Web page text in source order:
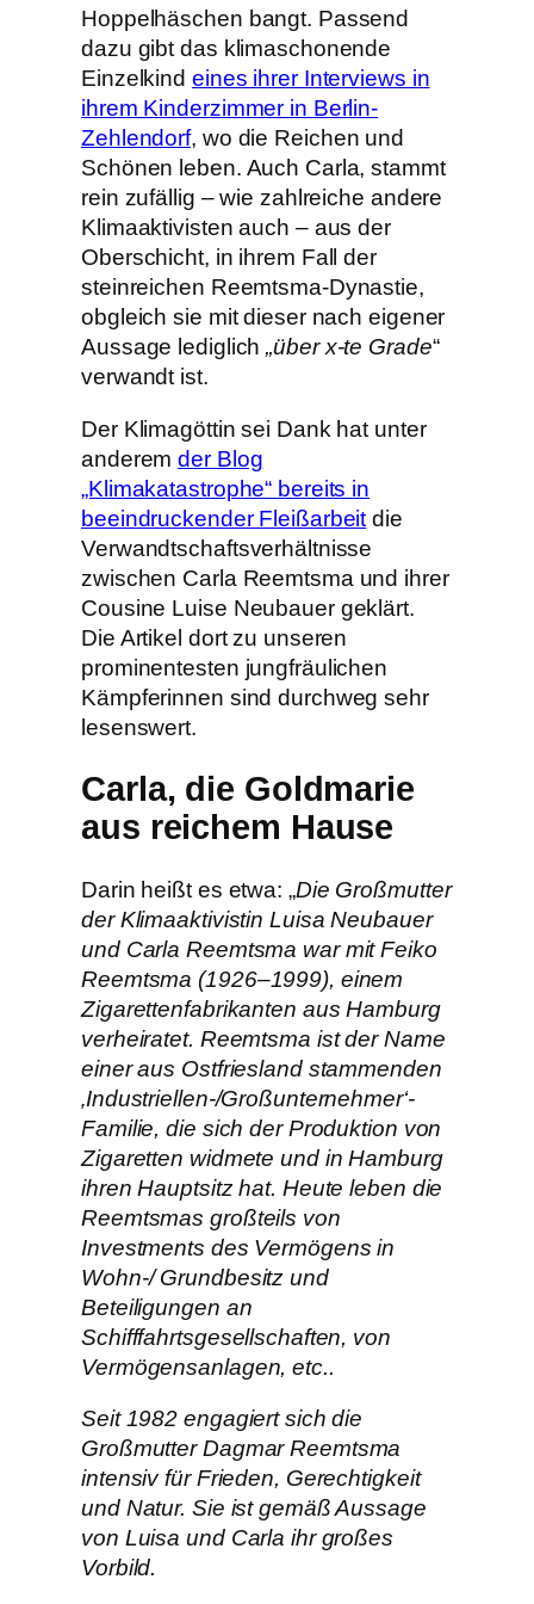
Hoppelhäschen bangt. Passend
dazu gibt das klimaschonende
Einzelkind eines ihrer Interviews in
ihrem Kinderzimmer in Berlin-
Zehlendorf, wo die Reichen und
Schönen leben. Auch Carla, stammt
rein zufällig – wie zahlreiche andere
Klimaaktivisten auch – aus der
Oberschicht, in ihrem Fall der
steinreichen Reemtsma-Dynastie,
obgleich sie mit dieser nach eigener
Aussage lediglich „über x-te Grade“
verwandt ist.
Der Klimagöttin sei Dank hat unter
anderemder Blog
„Klimakatastrophe“ bereits in
beeindruckender Fleißarbeit die
Verwandtschaftsverhältnisse
zwischen Carla Reemtsma und ihrer
Cousine Luise Neubauer geklärt.
Die Artikel dort zu unseren
prominentesten jungfräulichen
Kämpferinnen sind durchweg sehr
lesenswert.
Carla, die Goldmarie
aus reichem Hause
Darin heißt es etwa: „Die Großmutter
der Klimaaktivistin Luisa Neubauer
und Carla Reemtsma war mit Feiko
Reemtsma (1926–1999), einem
Zigarettenfabrikanten aus Hamburg
verheiratet. Reemtsma ist der Name
einer aus Ostfriesland stammenden
‚Industriellen-/Großunternehmer‘-
Familie, die sich der Produktion von
Zigaretten widmete und in Hamburg
ihren Hauptsitz hat. Heute leben die
Reemtsmas großteils von
Investments des Vermögens in
Wohn-/ Grundbesitz und
Beteiligungen an
Schifffahrtsgesellschaften, von
Vermögensanlagen, etc..
Seit 1982 engagiert sich die
Großmutter Dagmar Reemtsma
intensiv für Frieden, Gerechtigkeit
und Natur. Sie ist gemäß Aussage
von Luisa und Carla ihr großes
Vorbild.